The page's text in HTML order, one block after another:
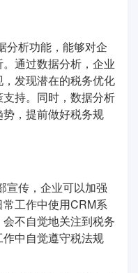
分析功能，能够对企
通过数据分析，企业
发现潜在的税务优化
持。同时，数据分析
，提前做好税务规
宣传，企业可以加强
工作中使用CRM系
不自觉地关注到税务
中自觉遵守税法规